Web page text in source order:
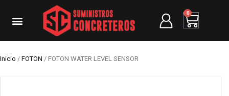
0
Inicio / FOTON / FOTON WATER LEVEL SENSOR